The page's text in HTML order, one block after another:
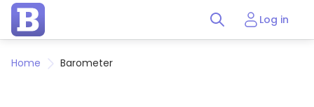
Log in
Home Barometer